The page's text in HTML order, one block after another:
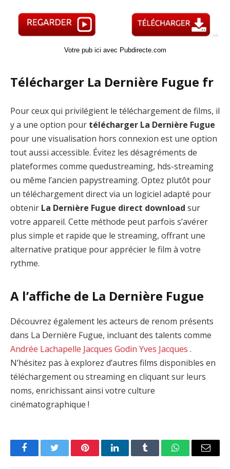
Votre pub ici avec Pubdirecte.com
Télécharger La Dernière Fugue fr
Pour ceux qui privilégient le téléchargement de films, il
y a une option pour télécharger La Dernière Fugue
pour une visualisation hors connexion est une option
tout aussi accessible. Évitez les désagréments de
plateformes comme quedustreaming, hds-streaming
ou même l’ancien papystreaming. Optez plutôt pour
un téléchargement direct via un logiciel adapté pour
obtenir La Dernière Fugue direct download sur
votre appareil. Cette méthode peut parfois s’avérer
plus simple et rapide que le streaming, offrant une
alternative pratique pour apprécier le film à votre
rythme.
A l’affiche de La Dernière Fugue
Découvrez également les acteurs de renom présents
dans La Dernière Fugue, incluant des talents comme
Andrée Lachapelle Jacques Godin Yves Jacques .
N’hésitez pas à explorez d’autres films disponibles en
téléchargement ou streaming en cliquant sur leurs
noms, enrichissant ainsi votre culture
cinématographique !
FacebookTwitter PinterestLinkedInTumblr WhatsAppEmail